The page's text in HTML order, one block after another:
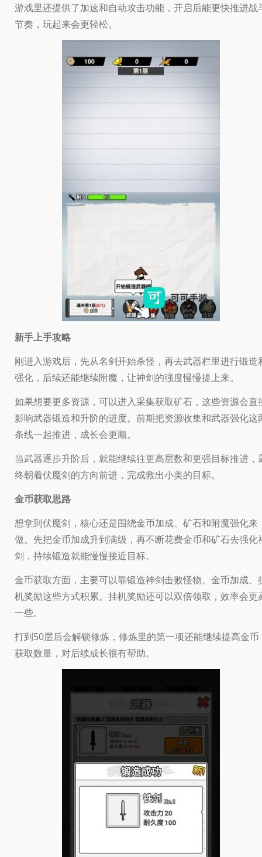
游戏里还提供了加速和自动攻击功能，开启后能更快推进战
节奏，玩起来会更轻松。
新手上手攻略
刚进入游戏后，先从名剑开始杀怪，再去武器栏里进行锻造
强化，后续还能继续附魔，让神剑的强度慢慢提上来。
如果想要更多资源，可以进入采集获取矿石，这些资源会直
影响武器锻造和升阶的进度。前期把资源收集和武器强化这
条线一起推进，成长会更顺。
当武器逐步升阶后，就能继续往更高层数和更强目标推进，
终朝着伏魔剑的方向前进，完成救出小美的目标。
金币获取思路
想拿到伏魔剑，核心还是围绕金币加成、矿石和附魔强化来
做。先把金币加成升到满级，再不断花费金币和矿石去强化
剑，持续锻造就能慢慢接近目标。
金币获取方面，主要可以靠锻造神剑击败怪物、金币加成、
机奖励这些方式积累。挂机奖励还可以双倍领取，效率会更
一些。
打到50层后会解锁修炼，修炼里的第一项还能继续提高金币
获取数量，对后续成长很有帮助。